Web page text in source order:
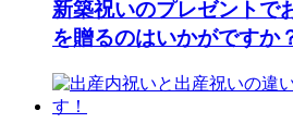
新築祝いのプレゼントで
を贈るのはいかがですか